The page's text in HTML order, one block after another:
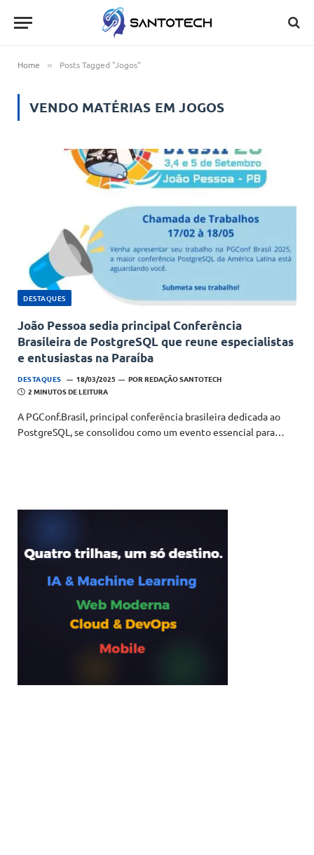
Home » Posts Tagged "Jogos"
VENDO MATÉRIAS EMJOGOS
DESTAQUES
João Pessoa sedia principal Conferência
Brasileira de PostgreSQL que reune especialistas
e entusiastas na Paraíba
DESTAQUES 18/03/2025 POR REDAÇÃO SANTOTECH
2 MINUTOS DE LEITURA
A PGConf.Brasil, principal conferência brasileira dedicada ao
PostgreSQL, se consolidou como um evento essencial para…